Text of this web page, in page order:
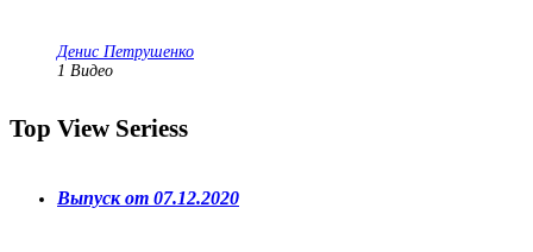
Денис Петрушенко
1 Видео
Top View Seriess
Выпуск от 07.12.2020